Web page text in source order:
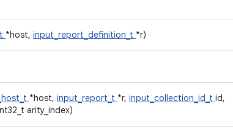
*host, input_report_definition_t *r)
*host, input_report_t *r, input_collection_id_t id,
arity_index)